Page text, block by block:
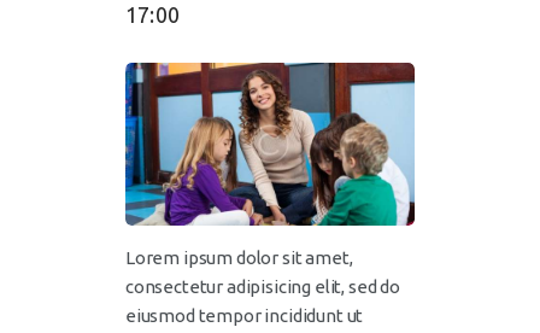
GALERIE
17:00
Lorem ipsum dolor sit amet,
consectetur adipisicing elit, sed do
eiusmod tempor incididunt ut